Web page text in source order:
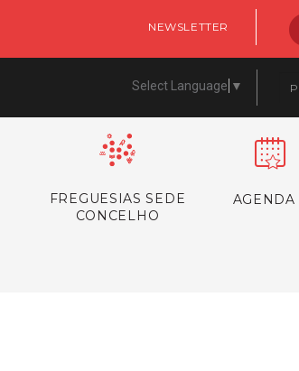
NEWSLETTER
Select Language ▼
FREGUESIAS SEDE
CONCELHO
AGENDA